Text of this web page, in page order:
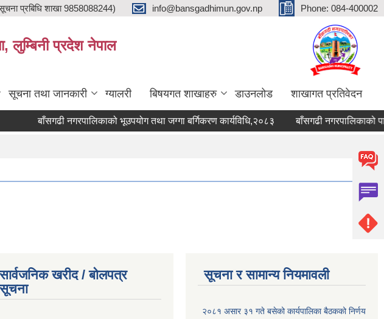
प्रबिधि शाखा 9858088244) info@bansgadhimun.gov.np Phone: 084-400002
लुम्बिनी प्रदेश नेपाल
सूचना तथा जानकारी ग्यालरी बिषयगत शाखाहरु डाउनलोड शाखागत प्रतिवेदन
बाँसगढी नगरपालिकाको भूउपयोग तथा जग्गा बर्गिकरण कार्यविधि,२०८३ बाँसगढी नगरपालिकाको
सार्वजनिक खरीद / बोलपत्र
सूचना
सूचना र सामान्य नियमावली
२०८१ असार ३१ गते बसेको कार्यपालिका बैठकको निर्णय